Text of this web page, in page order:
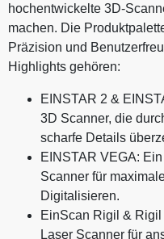
hochentwickelte 3D-
machen. Die
Präzision und
Highlights gehören:
EINSTAR 2 &
3D Scanner, die
scharfe Details
EINSTAR VEGA:
Scanner für
Digitalisieren.
EinScan Rigil &
Laser Scanner für